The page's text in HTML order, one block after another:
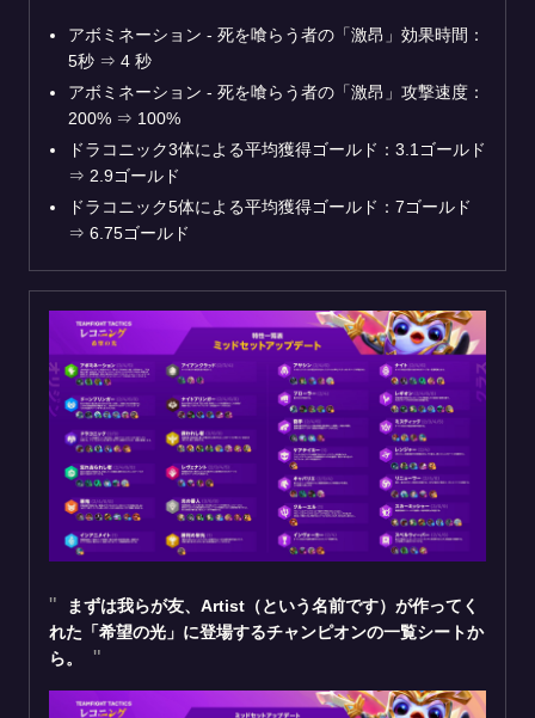
アボミネーション - 死を喰らう者の「激昂」効果時間：
5秒 ⇒ 4 秒
アボミネーション - 死を喰らう者の「激昂」攻撃速度：
200% ⇒ 100%
ドラコニック3体による平均獲得ゴールド：3.1ゴールド
⇒ 2.9ゴールド
ドラコニック5体による平均獲得ゴールド：7ゴールド
⇒ 6.75ゴールド
まずは我らが友、Artist（という名前です）が作ってく
れた「希望の光」に登場するチャンピオンの一覧シートか
ら。